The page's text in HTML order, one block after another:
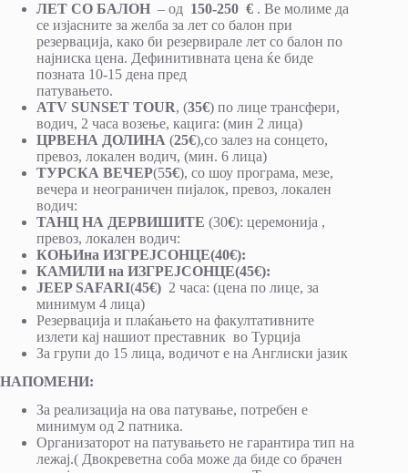
ЛЕТ СО БАЛОН – од 150-250 € . Ве молиме да
се изјасните за желба за лет со балон при
резервација, како би резервирале лет со балон по
најниска цена. Дефинитивната цена ќе биде
позната 10-15 дена пред
патувањето.
ATV SUNSET TOUR, (35€) по лице трансфери,
водич, 2 часа возење, кацига: (мин 2 лица)
ЦРВЕНА ДОЛИНА (25€),со залез на сонцето,
превоз, локален водич, (мин. 6 лица)
ТУРСКА ВЕЧЕР(55€), со шоу програма, мезе,
вечера и неограничен пијалок, превоз, локален
водич:
ТАНЦ НА ДЕРВИШИТЕ (30€): церемонија ,
превоз, локален водич:
КОЊИна ИЗГРЕЈСОНЦЕ(40€):
КАМИЛИ на ИЗГРЕЈСОНЦЕ(45€):
JEEP SAFARI(45€) 2 часа: (цена по лице, за
минимум 4 лица)
Резервација и плаќањето на факултативните
излети кај нашиот преставник во Турција
За групи до 15 лица, водичот е на Англиски јазик
НАПОМЕНИ:
За реализација на ова патување, потребен е
минимум од 2 патника.
Организаторот на патувањето не гарантира тип на
лежај.( Двокреветна соба може да биде со брачен